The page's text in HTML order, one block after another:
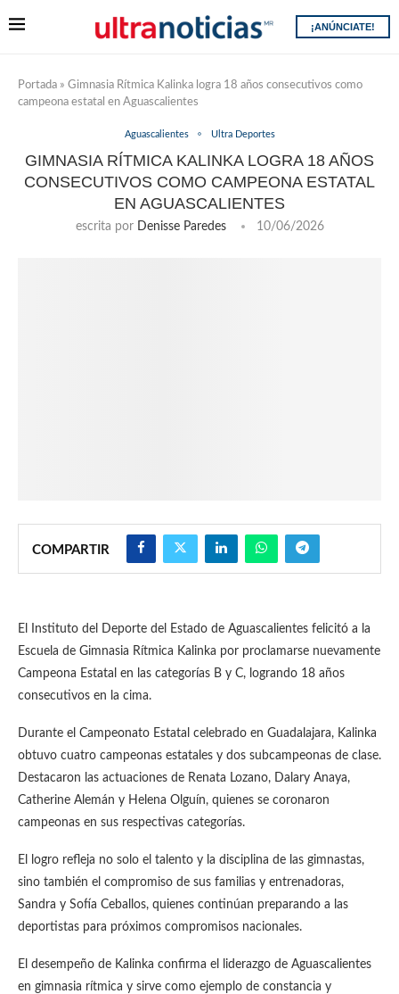
¡ANÚNCIATE!
Portada » Gimnasia Rítmica Kalinka logra 18 años consecutivos como
campeona estatal en Aguascalientes
Aguascalientes Ultra Deportes
GIMNASIA RÍTMICA KALINKA LOGRA 18 AÑOS
CONSECUTIVOS COMO CAMPEONA ESTATAL
EN AGUASCALIENTES
escrita por Denisse Paredes 10/06/2026
COMPARTIR
El Instituto del Deporte del Estado de Aguascalientes felicitó a la
Escuela de Gimnasia Rítmica Kalinka por proclamarse nuevamente
Campeona Estatal en las categorías B y C, logrando 18 años
consecutivos en la cima.
Durante el Campeonato Estatal celebrado en Guadalajara, Kalinka
obtuvo cuatro campeonas estatales y dos subcampeonas de clase.
Destacaron las actuaciones de Renata Lozano, Dalary Anaya,
Catherine Alemán y Helena Olguín, quienes se coronaron
campeonas en sus respectivas categorías.
El logro refleja no solo el talento y la disciplina de las gimnastas,
sino también el compromiso de sus familias y entrenadoras,
Sandra y Sofía Ceballos, quienes continúan preparando a las
deportistas para próximos compromisos nacionales.
El desempeño de Kalinka confirma el liderazgo de Aguascalientes
en gimnasia rítmica y sirve como ejemplo de constancia y